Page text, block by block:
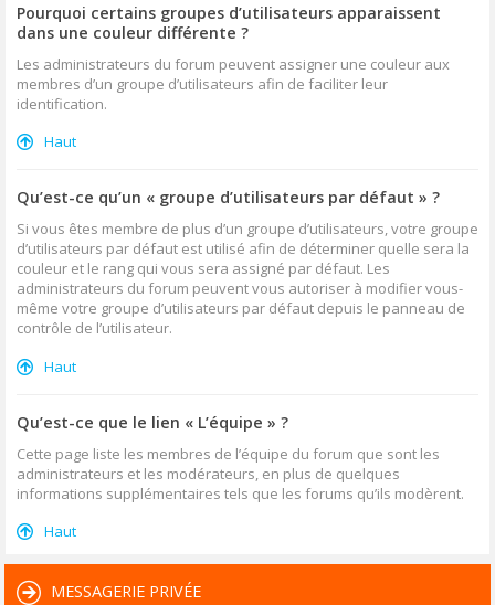
Pourquoi certains groupes d’utilisateurs apparaissent
dans une couleur différente ?
Les administrateurs du forum peuvent assigner une couleur aux
membres d’un groupe d’utilisateurs afin de faciliter leur
identification.
Haut
Qu’est-ce qu’un « groupe d’utilisateurs par défaut » ?
Si vous êtes membre de plus d’un groupe d’utilisateurs, votre groupe
d’utilisateurs par défaut est utilisé afin de déterminer quelle sera la
couleur et le rang qui vous sera assigné par défaut. Les
administrateurs du forum peuvent vous autoriser à modifier vous-
même votre groupe d’utilisateurs par défaut depuis le panneau de
contrôle de l’utilisateur.
Haut
Qu’est-ce que le lien « L’équipe » ?
Cette page liste les membres de l’équipe du forum que sont les
administrateurs et les modérateurs, en plus de quelques
informations supplémentaires tels que les forums qu’ils modèrent.
Haut
MESSAGERIE PRIVÉE